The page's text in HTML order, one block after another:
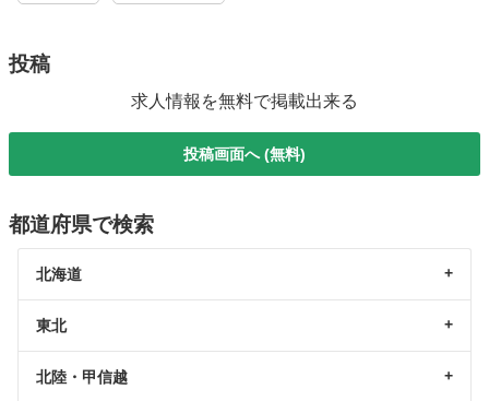
投稿
求人情報を無料で掲載出来る
投稿画面へ (無料)
都道府県で検索
北海道
東北
北陸・甲信越